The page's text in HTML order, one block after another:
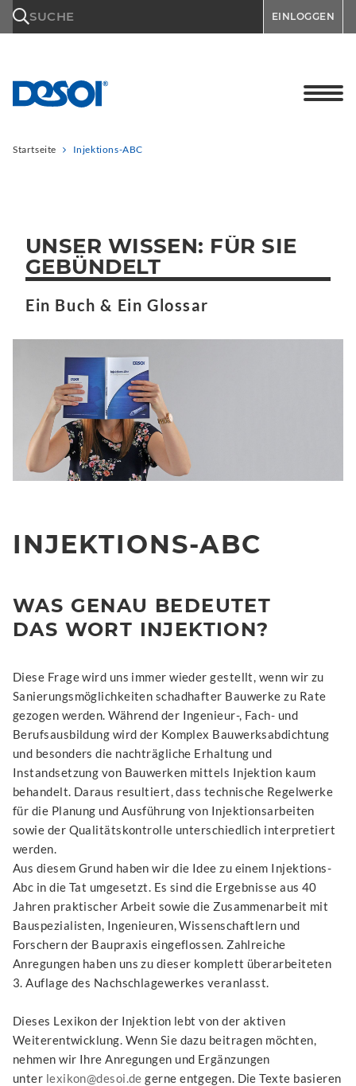
SUCHE EINLOGGEN
Startseite Injektions-ABC
UNSER WISSEN: FÜR SIE
GEBÜNDELT
Ein Buch & Ein Glossar
INJEKTIONS-ABC
WAS GENAU BEDEUTET
DAS WORT INJEKTION?
Diese Frage wird uns immer wieder gestellt, wenn wir zu
Sanierungsmöglichkeiten schadhafter Bauwerke zu Rate
gezogen werden. Während der Ingenieur-, Fach- und
Berufsausbildung wird der Komplex Bauwerksabdichtung
und besonders die nachträgliche Erhaltung und
Instandsetzung von Bauwerken mittels Injektion kaum
behandelt. Daraus resultiert, dass technische Regelwerke
für die Planung und Ausführung von Injektionsarbeiten
sowie der Qualitätskontrolle unterschiedlich interpretiert
werden.
Aus diesem Grund haben wir die Idee zu einem Injektions-
Abc in die Tat umgesetzt. Es sind die Ergebnisse aus 40
Jahren praktischer Arbeit sowie die Zusammenarbeit mit
Bauspezialisten, Ingenieuren, Wissenschaftlern und
Forschern der Baupraxis eingeflossen. Zahlreiche
Anregungen haben uns zu dieser komplett überarbeiteten
3. Auflage des Nachschlagewerkes veranlasst.
Dieses Lexikon der Injektion lebt von der aktiven
Weiterentwicklung. Wenn Sie dazu beitragen möchten,
nehmen wir Ihre Anregungen und Ergänzungen
unter lexikon@desoi.de gerne entgegen. Die Texte basieren